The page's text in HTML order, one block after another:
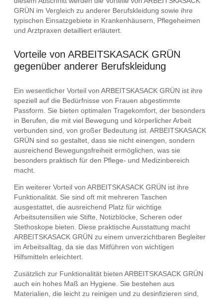
GRÜN im Vergleich zu anderer Berufskleidung sowie ihre
typischen Einsatzgebiete in Krankenhäusern, Pflegeheimen
und Arztpraxen detailliert erläutert.
Vorteile von ARBEITSKASACK GRÜN
gegenüber anderer Berufskleidung
Ein wesentlicher Vorteil von ARBEITSKASACK GRÜN ist ihre
speziell auf die Bedürfnisse von Frauen abgestimmte
Passform. Sie bieten optimalen Tragekomfort, der besonders
in Berufen, die mit viel Bewegung und körperlicher Arbeit
verbunden sind, von großer Bedeutung ist. ARBEITSKASACK
GRÜN sind so gestaltet, dass sie nicht einengen, sondern
ausreichend Bewegungsfreiheit ermöglichen, was sie
besonders praktisch für den Pflege- und Medizinbereich
macht.
Ein weiterer Vorteil von ARBEITSKASACK GRÜN ist ihre
Funktionalität. Sie sind oft mit mehreren Taschen
ausgestattet, die ausreichend Platz für wichtige
Arbeitsutensilien wie Stifte, Notizblöcke, Scheren oder
Stethoskope bieten. Diese praktische Ausstattung macht
ARBEITSKASACK GRÜN zu einem unverzichtbaren Begleiter
im Arbeitsalltag, da sie das Mitführen von wichtigen
Hilfsmitteln erleichtert.
Zusätzlich zur Funktionalität bieten ARBEITSKASACK GRÜN
auch ein hohes Maß an Hygiene. Sie bestehen aus
Materialien, die leicht zu reinigen und zu desinfizieren sind,